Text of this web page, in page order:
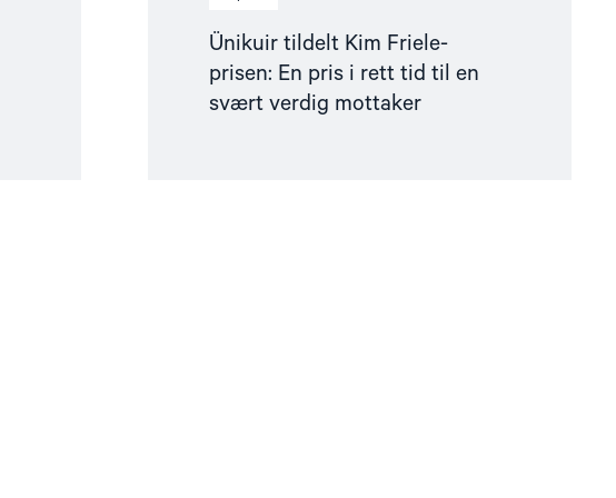
Ünikuir tildelt Kim Friele-
prisen: En pris i rett tid til en
svært verdig mottaker